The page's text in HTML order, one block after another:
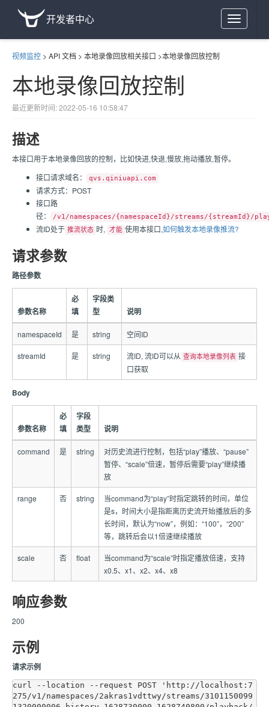
Toggle
navigation
开发者中心
视频监控 > API 文档 > 本地录像回放相关接口 >本地录像回放控制
本地录像回放控制
最近更新时间: 2022-05-16 10:58:47
描述
本接口用于本地录像回放的控制，比如快进,快退,慢放,拖动播放,暂停。
接口请求域名：
qvs.qiniuapi.com
请求方式：POST
接口路
径：
/v1/namespaces/{namespaceId}/streams/{streamId}/
流ID处于 推流状态 时, 才能 使用本接口,如何触发本地录像推流?
请求参数
路径参数
参数名称
必
填
字段类
型
说明
namespaceId 是 string 空间ID
streamId 是 string 流ID, 流ID可以从 查询本地录像列表 接
口获取
Body
参数名称
必
填
字段
类型
说明
command 是 string
对历史流进行控制，包括“play”播放、“pause”
暂停、“scale”倍速，暂停后需要“play”继续播
放
range 否 string
当command为“play”时指定跳转的时间，单位
是s，时间大小是指距离历史流开始播放后的多
长时间，默认为“now”，例如：“100”，“200”
等，跳转后会以1倍速继续播放
scale 否 float
当command为“scale”时指定播放倍速，支持
x0.5、x1、x2、x4、x8
响应参数
200
示例
请求示例
curl --location --request POST 'http://localhost:7
275/v1/namespaces/2akras1vdttwy/streams/3101150099